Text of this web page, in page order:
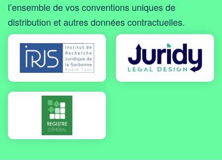
l’ensemble de vos conventions uniques de
distribution et autres données contractuelles.